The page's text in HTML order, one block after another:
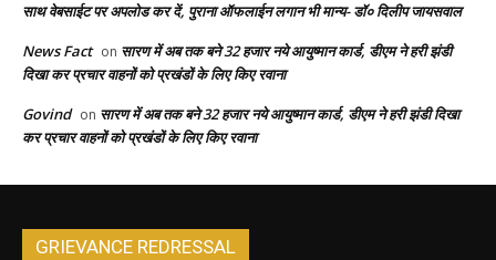
साथ वेबसाईट पर अपलोड कर दें, पुराना ऑफलाईन लगान भी मान्य- डॉ० दिलीप जायसवाल
News Fact on सारण में अब तक बने 32 हजार नये आयुष्मान कार्ड, डीएम ने हरी झंडी
दिखा कर प्रचार वाहनों को प्रखंडों के लिए किए रवाना
Govind on सारण में अब तक बने 32 हजार नये आयुष्मान कार्ड, डीएम ने हरी झंडी दिखा
कर प्रचार वाहनों को प्रखंडों के लिए किए रवाना
GRIEVANCE REDRESSAL